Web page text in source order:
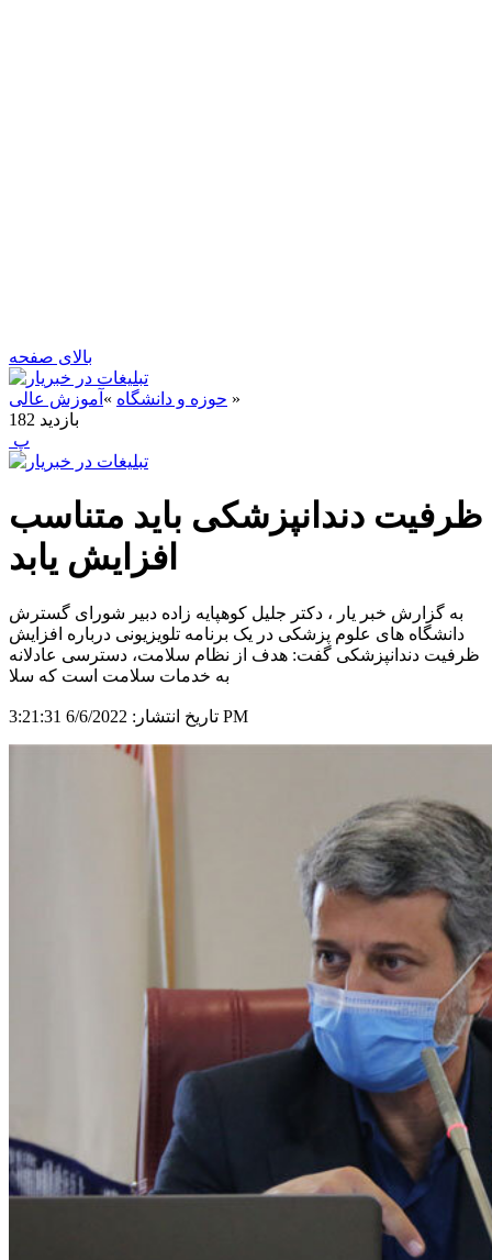
بالای صفحه
حوزه و دانشگاه » آموزش عالی
»
182 بازدید
‍ پ
ظرفیت دندانپزشکی باید متناسب
افزایش یابد
به گزارش خبر یار ، دکتر جلیل کوهپایه زاده دبیر شورای گسترش
دانشگاه های علوم پزشکی در یک برنامه تلویزیونی درباره افزایش
ظرفیت دندانپزشکی گفت: هدف از نظام سلامت، دسترسی عادلانه
به خدمات سلامت است که سلا
تاریخ انتشار: 6/6/2022 3:21:31 PM